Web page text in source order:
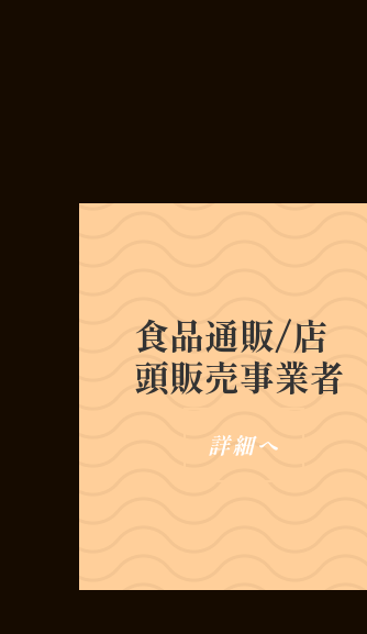
食品通販/店
頭販売事業者
詳細へ